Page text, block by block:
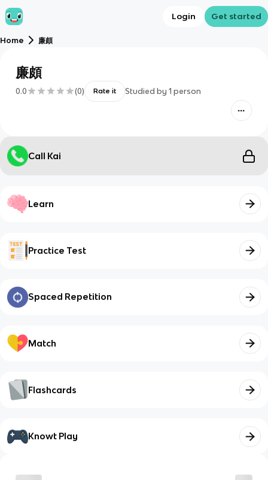
Login Get started
Home 廉頗
廉頗
0.0 (0) Rate it Studied by 1 person
Call Kai
Learn
Practice Test
Spaced Repetition
Match
Flashcards
Knowt Play